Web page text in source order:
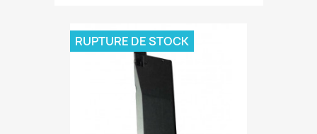
RUPTURE DE STOCK